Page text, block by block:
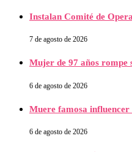
Instalan Comité de
7 de agosto de 2026
Mujer de 97 años rompe
6 de agosto de 2026
Muere famosa influencer
6 de agosto de 2026